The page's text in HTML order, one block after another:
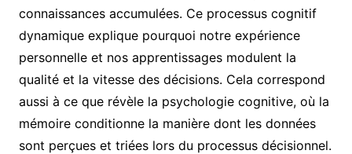
connaissances accumulées. Ce processus cognitif
dynamique explique pourquoi notre expérience
personnelle et nos apprentissages modulent la
qualité et la vitesse des décisions. Cela correspond
aussi à ce que révèle la psychologie cognitive, où la
mémoire conditionne la manière dont les données
sont perçues et triées lors du processus décisionnel.